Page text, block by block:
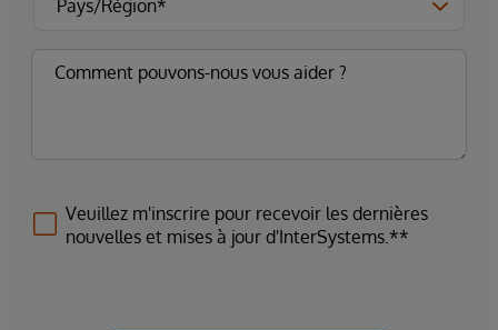
Veuillez m'inscrire pour recevoir les dernières
nouvelles et mises à jour d'InterSystems.**